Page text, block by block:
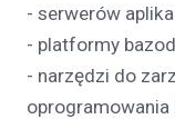
- serwerów
- platformy
- narzędzi do
oprogramowania